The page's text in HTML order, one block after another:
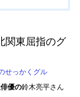
関東屈指のグ
せっかくグル
優の鈴木亮平さん